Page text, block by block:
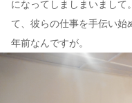
になってしましまいまして
て、彼らの仕事を手伝い始
年前なんですが。